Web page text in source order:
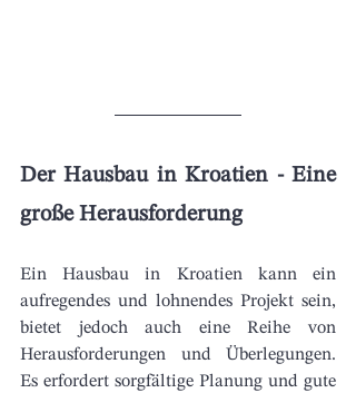
Der Hausbau in Kroatien - Eine
große Herausforderung
Ein Hausbau in Kroatien kann ein
aufregendes und lohnendes Projekt sein,
bietet jedoch auch eine Reihe von
Herausforderungen und Überlegungen.
Es erfordert sorgfältige Planung und gute